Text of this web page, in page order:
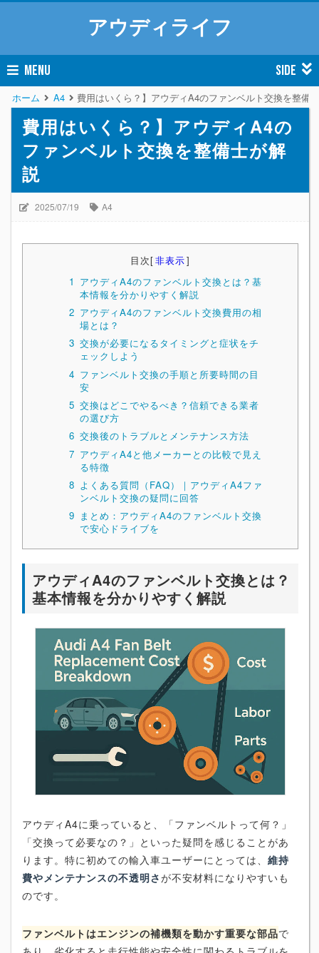
アウディライフ
MENU SIDE
ホーム A4 費用はいくら？】アウディA4のファンベルト交換を整備
費用はいくら？】アウディA4の
ファンベルト交換を整備士が解
説
2025/07/19 A4
目次[非表示]
1 アウディA4のファンベルト交換とは？基
本情報を分かりやすく解説
2 アウディA4のファンベルト交換費用の相
場とは？
3 交換が必要になるタイミングと症状をチ
ェックしよう
4 ファンベルト交換の手順と所要時間の目
安
5 交換はどこでやるべき？信頼できる業者
の選び方
6 交換後のトラブルとメンテナンス方法
7 アウディA4と他メーカーとの比較で見え
る特徴
8 よくある質問（FAQ）｜アウディA4ファ
ンベルト交換の疑問に回答
9 まとめ：アウディA4のファンベルト交換
で安心ドライブを
アウディA4のファンベルト交換とは？
基本情報を分かりやすく解説
アウディA4に乗っていると、「ファンベルトって何？」
「交換って必要なの？」といった疑問を感じることがあ
ります。特に初めての輸入車ユーザーにとっては、 維持
費やメンテナンスの不透明さが不安材料になりやすいも
のです。
ファンベルトはエンジンの補機類を動かす重要な部品で